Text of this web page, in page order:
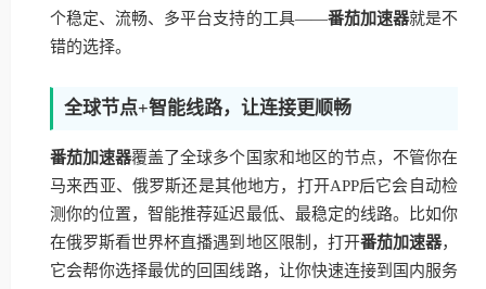
个稳定、流畅、多平台支持的工具——番茄加速器就是不
错的选择。
全球节点+智能线路，让连接更顺畅
番茄加速器覆盖了全球多个国家和地区的节点，不管你在
马来西亚、俄罗斯还是其他地方，打开APP后它会自动检
测你的位置，智能推荐延迟最低、最稳定的线路。比如你
在俄罗斯看世界杯直播遇到地区限制，打开番茄加速器，
它会帮你选择最优的回国线路，让你快速连接到国内服务